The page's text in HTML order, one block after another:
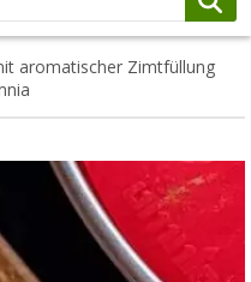
aromatischer Zimtfüllung